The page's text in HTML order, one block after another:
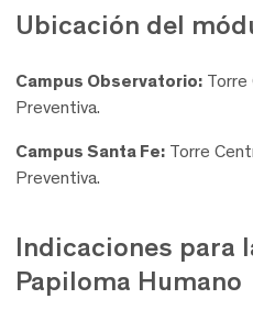
Ubicación del
Campus Observatorio: Torre
Preventiva.
Campus Santa Fe: Torre
Preventiva.
Indicaciones para
Papiloma Humano